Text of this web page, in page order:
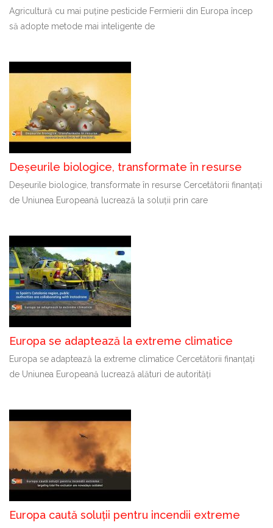
Agricultură cu mai puține pesticide Fermierii din Europa încep
să adopte metode mai inteligente de
Deșeurile biologice, transformate în resurse
Deșeurile biologice, transformate în resurse Cercetătorii finanțați
de Uniunea Europeană lucrează la soluții prin care
Europa se adaptează la extreme climatice
Europa se adaptează la extreme climatice Cercetătorii finanțați
de Uniunea Europeană lucrează alături de autorități
Europa caută soluții pentru incendii extreme